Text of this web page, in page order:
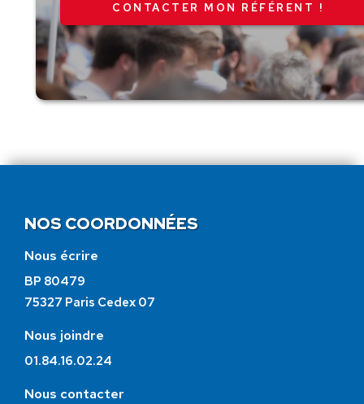
CONTACTER MON RÉFÉRENT !
NOS COORDONNÉES
Nous écrire
BP 80479
75327 Paris Cedex 07
Nous joindre
01.84.16.02.24
Nous contacter